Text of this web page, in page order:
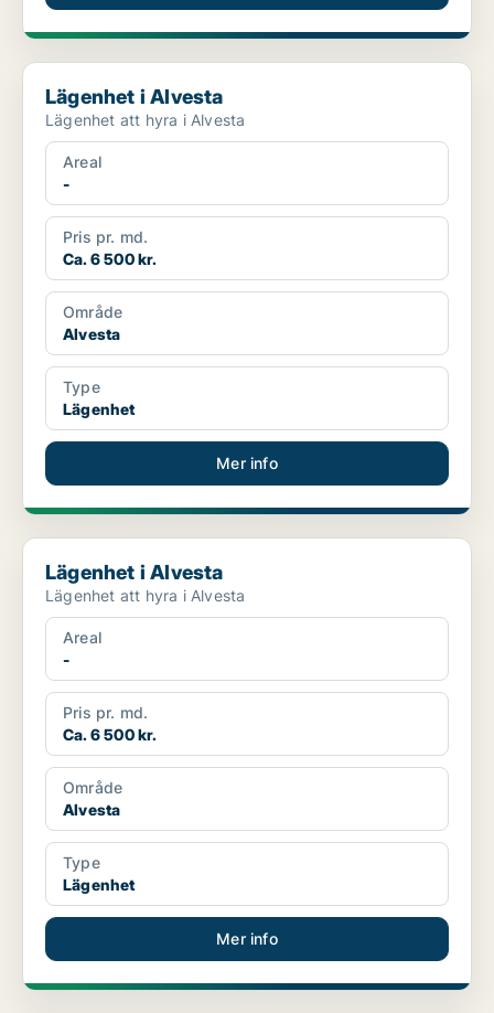
Lägenhet i Alvesta
Lägenhet i Alvesta
Lägenhet att hyra i Alvesta
Areal
-
Pris pr. md.
Ca. 6 500 kr.
Område
Alvesta
Type
Lägenhet
Mer info
Lägenhet i Alvesta
Lägenhet i Alvesta
Lägenhet att hyra i Alvesta
Areal
-
Pris pr. md.
Ca. 6 500 kr.
Område
Alvesta
Type
Lägenhet
Mer info